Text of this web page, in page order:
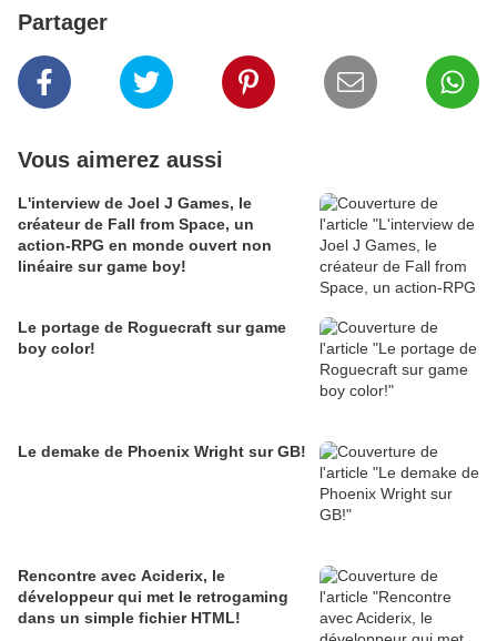
Partager
Vous aimerez aussi
L'interview de Joel J Games, le
créateur de Fall from Space, un
action-RPG en monde ouvert non
linéaire sur game boy!
Le portage de Roguecraft sur game
boy color!
Le demake de Phoenix Wright sur GB!
Rencontre avec Aciderix, le
développeur qui met le retrogaming
dans un simple fichier HTML!